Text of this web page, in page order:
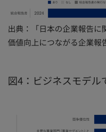
出典：「日本の企業報告
価値向上につながる企業報
図4：ビジネスモデル